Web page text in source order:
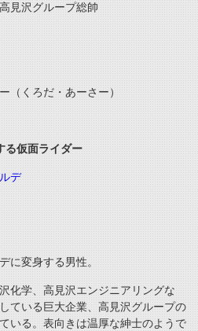
高見沢グループ総帥
（くろだ・あーさー）
る仮面ライダー
デ
に変身する男性。
化学、高見沢エンジニアリングな
ている巨大企業、高見沢グループの
いる。表向きは温厚な紳士のようで